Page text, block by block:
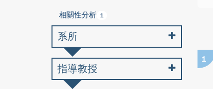
1
相關性分析 1
系所
指導教授